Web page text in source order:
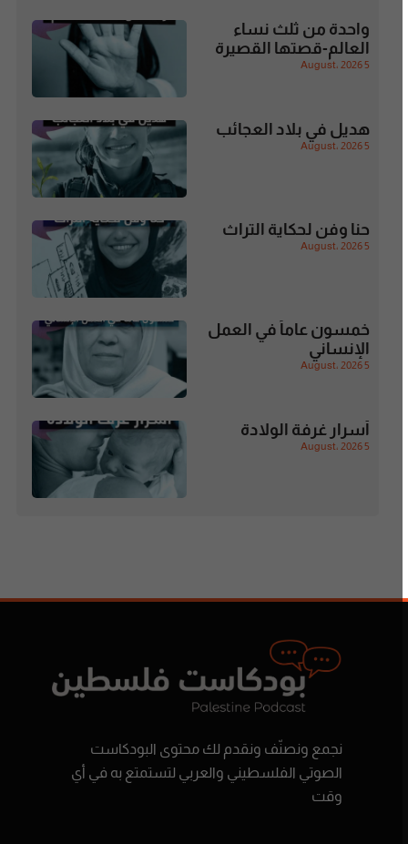
واحدة من ثلث نساء
العالم-قصتها القصيرة
هديل في بلاد العجائب
حنا وفن لحكاية التراث
خمسون عاماً في العمل
الإنساني
أسرار غرفة الولادة
نجمع ونصنّف ونقدم لك محتوى البودكاست
الصوتي الفلسطيني والعربي لتستمتع به في أي
وقت